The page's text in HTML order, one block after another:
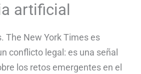
artificial
The New York Times es
conflicto legal: es una señal
los retos emergentes en el